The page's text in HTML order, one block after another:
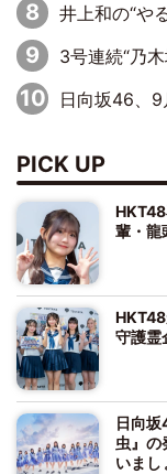
井上和の“やる気フォ
3号連続“乃木坂46祭り” ラス
日向坂46、9月30日に18thシン
PICK UP
輩・龍
守護霊
日向
虫』の
いまし